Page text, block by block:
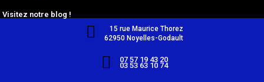
Visitez notre blog !
15 rue Maurice Thorez
62950 Noyelles-Godault
07 57 19 43 20
03 53 63 10 74